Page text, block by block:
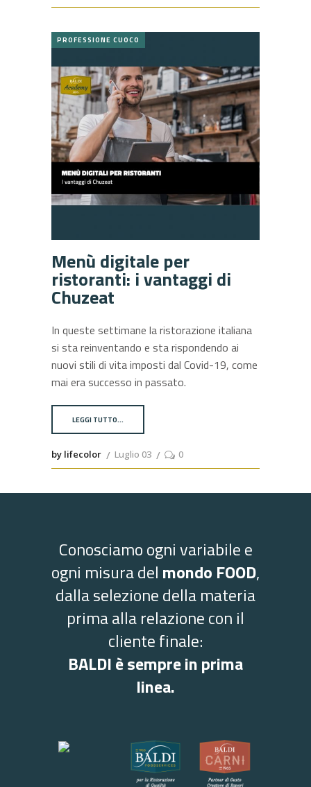
PROFESSIONE CUOCO
Menù digitale per
ristoranti: i vantaggi di
Chuzeat
In queste settimane la ristorazione italiana
si sta reinventando e sta rispondendo ai
nuovi stili di vita imposti dal Covid-19, come
mai era successo in passato.
LEGGI TUTTO…
by lifecolor Luglio 03 0
Conosciamo ogni variabile e
ogni misura del mondo FOOD,
dalla selezione della materia
prima alla relazione con il
cliente finale:
BALDI è sempre in prima
linea.